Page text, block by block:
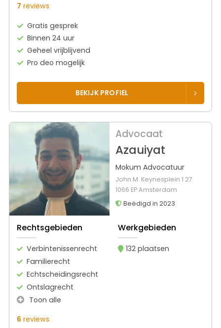
7 reviews
Gratis gesprek
Binnen 24 uur
Geheel vrijblijvend
Pro deo mogelijk
BEKIJK PROFIEL
Advocaat
Azauiyat
Mokum Advocatuur
John M. Keynesplein 1 27
1066 EP Amsterdam
Beëdigd in 2023
Rechtsgebieden
Verbintenissenrecht
Familierecht
Echtscheidingsrecht
Ontslagrecht
Toon alle
Werkgebieden
132 plaatsen
6 reviews